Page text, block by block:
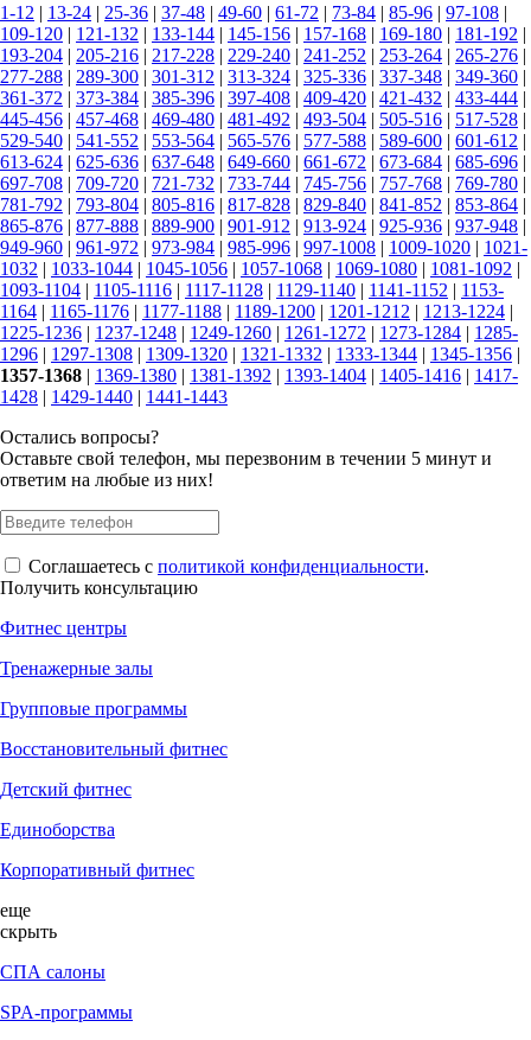
1-12 | 13-24 | 25-36 | 37-48 | 49-60 | 61-72 | 73-84 | 85-96 | 97-108 |
109-120 | 121-132 | 133-144 | 145-156 | 157-168 | 169-180 | 181-192 |
193-204 | 205-216 | 217-228 | 229-240 | 241-252 | 253-264 | 265-276 |
277-288 | 289-300 | 301-312 | 313-324 | 325-336 | 337-348 | 349-360 |
361-372 | 373-384 | 385-396 | 397-408 | 409-420 | 421-432 | 433-444 |
445-456 | 457-468 | 469-480 | 481-492 | 493-504 | 505-516 | 517-528 |
529-540 | 541-552 | 553-564 | 565-576 | 577-588 | 589-600 | 601-612 |
613-624 | 625-636 | 637-648 | 649-660 | 661-672 | 673-684 | 685-696 |
697-708 | 709-720 | 721-732 | 733-744 | 745-756 | 757-768 | 769-780 |
781-792 | 793-804 | 805-816 | 817-828 | 829-840 | 841-852 | 853-864 |
865-876 | 877-888 | 889-900 | 901-912 | 913-924 | 925-936 | 937-948 |
949-960 | 961-972 | 973-984 | 985-996 | 997-1008 | 1009-1020 | 1021-
1032 | 1033-1044 | 1045-1056 | 1057-1068 | 1069-1080 | 1081-1092 |
1093-1104 | 1105-1116 | 1117-1128 | 1129-1140 | 1141-1152 | 1153-
1164 | 1165-1176 | 1177-1188 | 1189-1200 | 1201-1212 | 1213-1224 |
1225-1236 | 1237-1248 | 1249-1260 | 1261-1272 | 1273-1284 | 1285-
1296 | 1297-1308 | 1309-1320 | 1321-1332 | 1333-1344 | 1345-1356 |
1357-1368 | 1369-1380 | 1381-1392 | 1393-1404 | 1405-1416 | 1417-
1428 | 1429-1440 | 1441-1443
Остались вопросы?
Оставьте свой телефон, мы перезвоним в течении 5 минут и
ответим на любые из них!
Соглашаетесь с политикой конфиденциальности.
Получить консультацию
Фитнес центры
Тренажерные залы
Групповые программы
Восстановительный фитнес
Детский фитнес
Единоборства
Корпоративный фитнес
еще
скрыть
СПА салоны
SPA-программы